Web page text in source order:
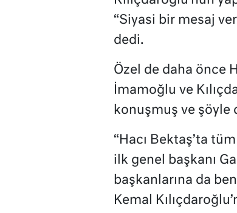
“Siyasi bir mesaj
dedi.
Özel de daha önce
İmamoğlu ve
konuşmuş ve şöyle
“Hacı Bektaş’ta
ilk genel başkanı
başkanlarına da
Kemal